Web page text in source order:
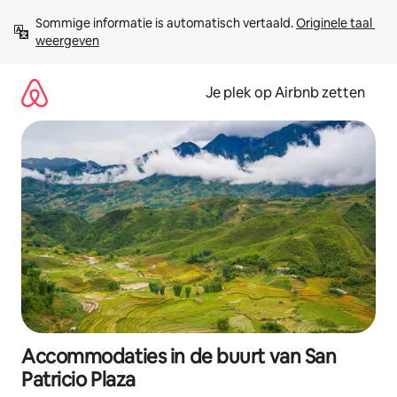
direct
naar
Sommige informatie is automatisch vertaald. Originele taal
weergeven
Je plek op Airbnb zetten
Accommodaties in de buurt van San
Patricio Plaza